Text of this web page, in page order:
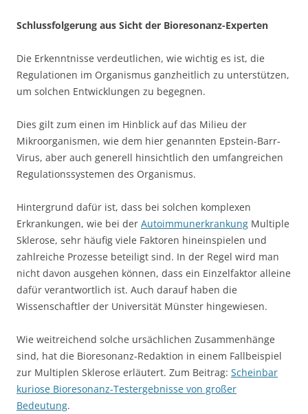
Schlussfolgerung aus Sicht der Bioresonanz-Experten
Die Erkenntnisse verdeutlichen, wie wichtig es ist, die
Regulationen im Organismus ganzheitlich zu unterstützen,
um solchen Entwicklungen zu begegnen.
Dies gilt zum einen im Hinblick auf das Milieu der
Mikroorganismen, wie dem hier genannten Epstein-Barr-
Virus, aber auch generell hinsichtlich den umfangreichen
Regulationssystemen des Organismus.
Hintergrund dafür ist, dass bei solchen komplexen
Erkrankungen, wie bei der Autoimmunerkrankung Multiple
Sklerose, sehr häufig viele Faktoren hineinspielen und
zahlreiche Prozesse beteiligt sind. In der Regel wird man
nicht davon ausgehen können, dass ein Einzelfaktor alleine
dafür verantwortlich ist. Auch darauf haben die
Wissenschaftler der Universität Münster hingewiesen.
Wie weitreichend solche ursächlichen Zusammenhänge
sind, hat die Bioresonanz-Redaktion in einem Fallbeispiel
zur Multiplen Sklerose erläutert. Zum Beitrag: Scheinbar
kuriose Bioresonanz-Testergebnisse von großer
Bedeutung.